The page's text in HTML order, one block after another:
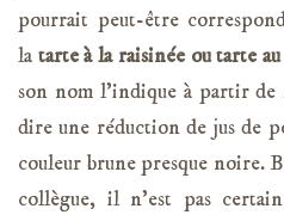
pourrait peut-être
la tarte à la raisinée ou tarte
son nom l’indique à partir de
dire une réduction de jus de
couleur brune presque noire.
collègue, il n’est pas